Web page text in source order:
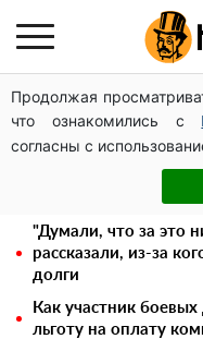
Продолжая
что ознакомились с
согласны с
Дроны с наценкой:
миллионы
фирму в Эстонии
Голая Елена Тополя
отвисать челюсти:
"Думали, что за это
рассказали, из-за
долги
Как участник
льготу на оплату